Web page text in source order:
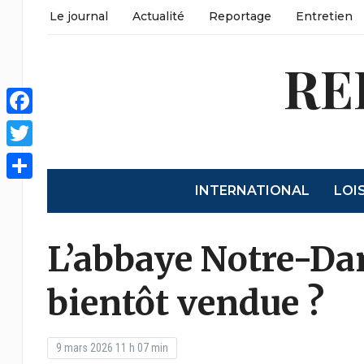
Le journal Actualité Reportage Entretien
INTERNATIONAL
L’abbaye Notre-
bientôt vendue ?
9 mars 2026 11 h 07 min
Facebook
Twitter